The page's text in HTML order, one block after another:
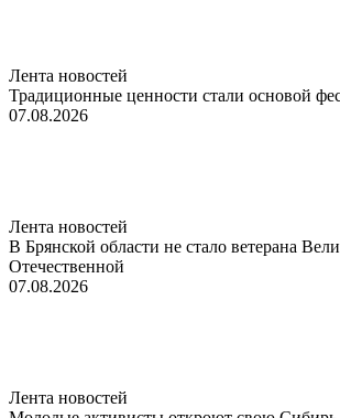
Лента новостей
Традиционные ценности стали основой
07.08.2026
Лента новостей
В Брянской области не стало ветерана
Отечественной
07.08.2026
Лента новостей